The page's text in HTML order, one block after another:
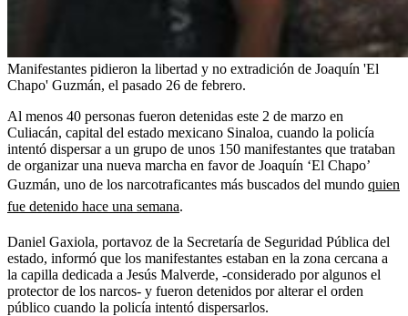
Manifestantes pidieron la libertad y no extradición de Joaquín 'El
Chapo' Guzmán, el pasado 26 de febrero.
Al menos 40 personas fueron detenidas este 2 de marzo en
Culiacán, capital del estado mexicano Sinaloa, cuando la policía
intentó dispersar a un grupo de unos 150 manifestantes que trataban
de organizar una nueva marcha en favor de Joaquín ‘El Chapo’
Guzmán, uno de los narcotraficantes más buscados del mundo quien
fue detenido hace una semana.
Daniel Gaxiola, portavoz de la Secretaría de Seguridad Pública del
estado, informó que los manifestantes estaban en la zona cercana a
la capilla dedicada a Jesús Malverde, -considerado por algunos el
protector de los narcos- y fueron detenidos por alterar el orden
público cuando la policía intentó dispersarlos.